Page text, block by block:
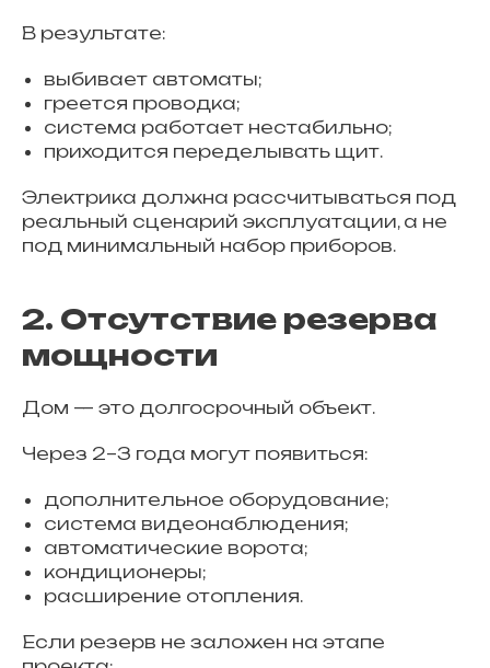
В результате:
выбивает автоматы;
греется проводка;
система работает нестабильно;
приходится переделывать щит.
Электрика должна рассчитываться под
реальный сценарий эксплуатации, а не
под минимальный набор приборов.
2. Отсутствие резерва
мощности
Дом — это долгосрочный объект.
Через 2–3 года могут появиться:
дополнительное оборудование;
система видеонаблюдения;
автоматические ворота;
кондиционеры;
расширение отопления.
Если резерв не заложен на этапе